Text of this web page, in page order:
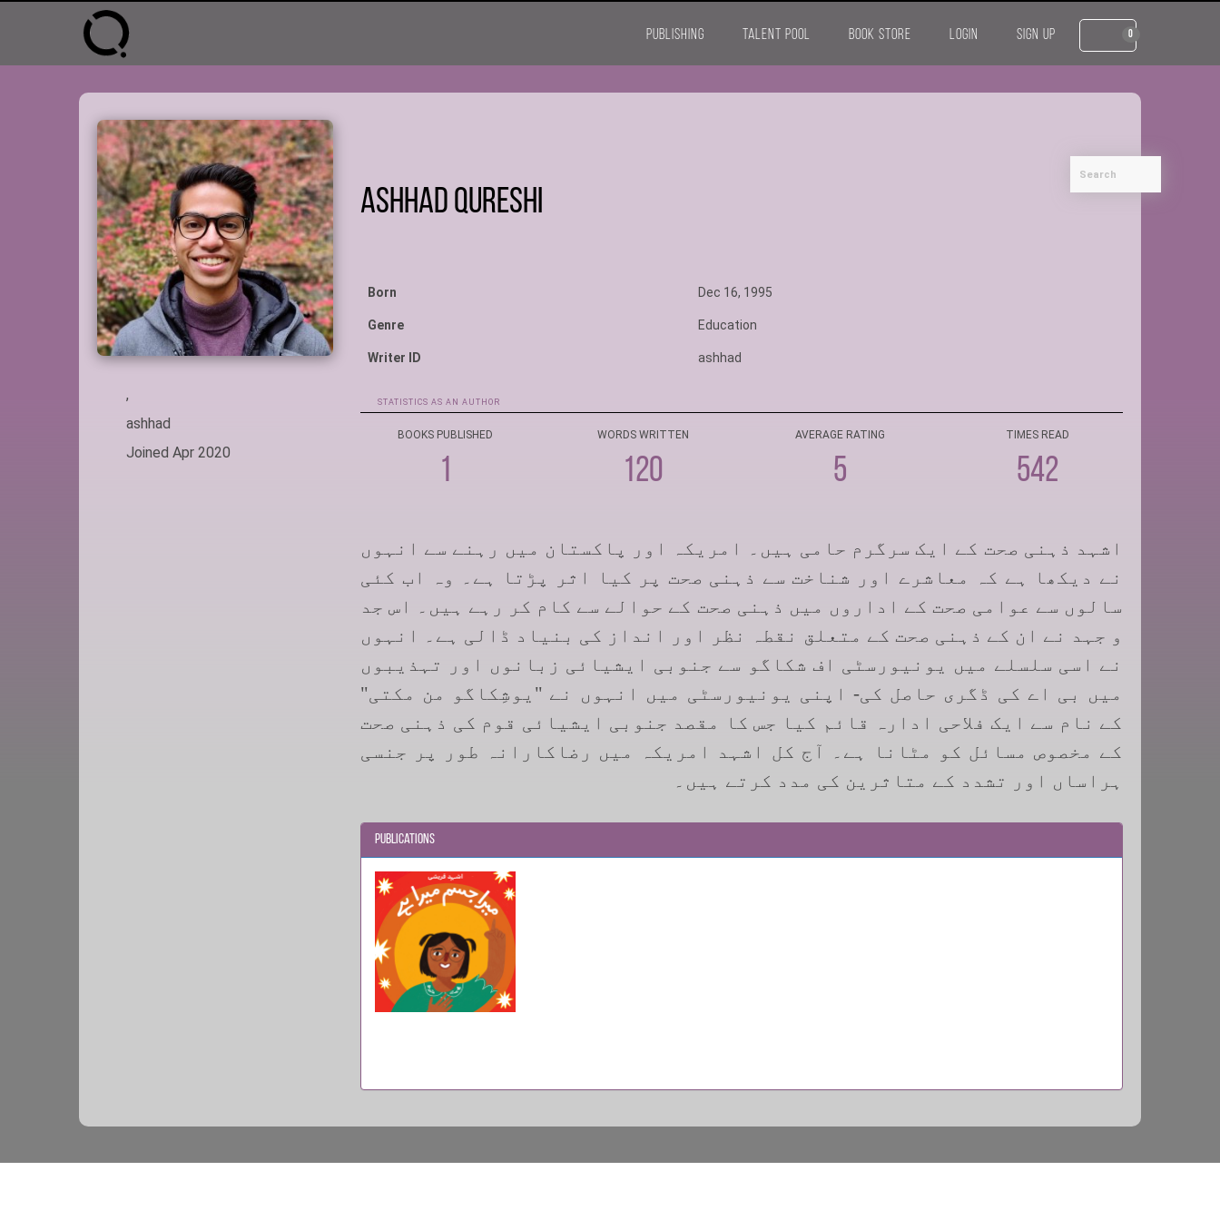
PUBLISHING TALENT POOL BOOK STORE LOGIN SIGN UP 0
,
ashhad
Joined Apr 2020
Ashhad Qureshi
Born Dec 16, 1995
Genre Education
Writer ID ashhad
STATISTICS AS AN AUTHOR
BOOKS PUBLISHED
1
WORDS WRITTEN
120
AVERAGE RATING
5
TIMES READ
542
اشہد ذہنی صحت کے ایک سرگرم حامی ہیں۔ امریکہ اور پاکستان میں رہنے سے انہوں
نے دیکھا ہے کہ معاشرے اور شناخت سے ذہنی صحت پر کیا اثر پڑتا ہے۔ وہ اب کئی
سالوں سے عوامی صحت کے اداروں میں ذہنی صحت کے حوالے سے کام کر رہے ہیں۔ اس جد
و جہد نے ان کے ذہنی صحت کے متعلق نقطہ نظر اور انداز کی بنیاد ڈالی ہے۔ انہوں
نے اسی سلسلے میں یونیورسٹی اف شکاگو سے جنوبی ایشیائی زبانوں اور تہذیبوں
میں بی اے کی ڈگری حاصل کی- اپنی یونیورسٹی میں انہوں نے "یوشِکاگو من مکتی"
کے نام سے ایک فلاحی ادارہ قائم کیا جس کا مقصد جنوبی ایشیائی قوم کی ذہنی صحت
کے مخصوص مسائل کو مٹانا ہے۔ آج کل اشہد امریکہ میں رضاکارانہ طور پر جنسی
ہراساں اور تشدد کے متاثرین کی مدد کرتے ہیں۔
Publications
میرا ہے /
Mera Jism